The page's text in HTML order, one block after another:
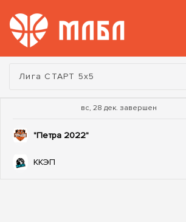
Турнир:
Лига СТАРТ 5х5
вс, 28 дек. завершен
"Петра 2022"
ККЭП